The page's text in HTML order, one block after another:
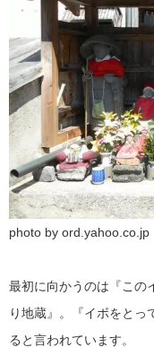
photo by ord.yahoo.co.jp
最初に向かうのは『この
り地蔵』。『イボをとっ
ると言われています。